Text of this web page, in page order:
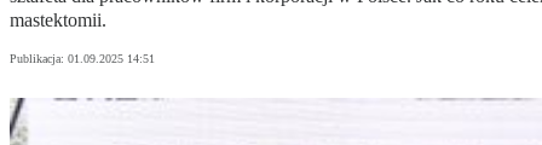
mastektomii.
Publikacja: 01.09.2025 14:51